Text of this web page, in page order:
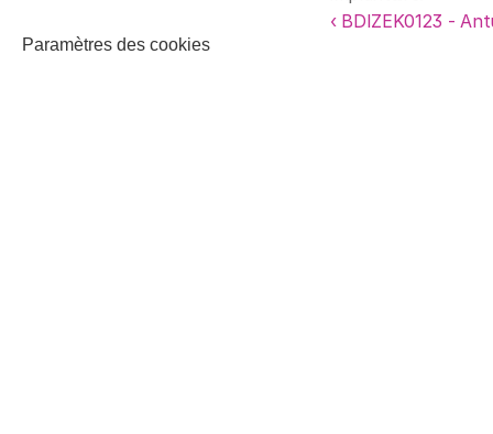
‹ BDIZEK0123 -
Paramètres des cookies